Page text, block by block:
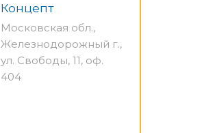
Концепт
Московская обл.,
Железнодорожный г.,
ул. Свободы, 11, оф.
404